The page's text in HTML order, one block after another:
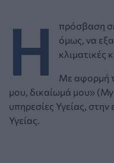
Η
πρόσβαση
όμως, να
κλιματικές
Με αφορμή
μου, δικαίωμά μου»
υπηρεσίες Υγείας,
Υγείας.